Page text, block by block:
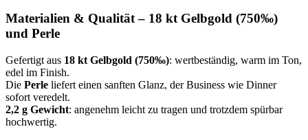
Materialien & Qualität – 18 kt Gelbgold (750‰)
und Perle
Gefertigt aus 18 kt Gelbgold (750‰): wertbeständig, warm im Ton,
edel im Finish.
Die Perle liefert einen sanften Glanz, der Business wie Dinner
sofort veredelt.
2,2 g Gewicht: angenehm leicht zu tragen und trotzdem spürbar
hochwertig.